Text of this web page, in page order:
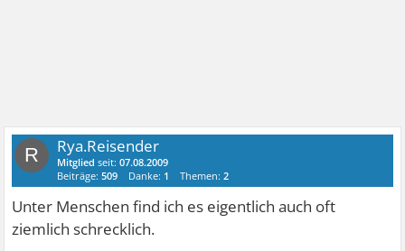
R Rya.Reisender
Mitglied seit:07.08.2009
Beiträge:509 Danke: 1 Themen:2
Unter Menschen find ich es eigentlich auch oft
ziemlich schrecklich.